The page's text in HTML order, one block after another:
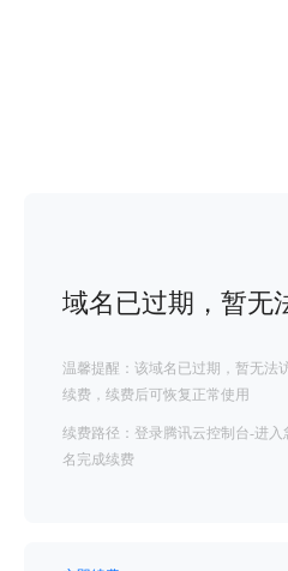
域名已过期，暂无
温馨提醒：该域名已过期，暂无法
续费，续费后可恢复正常使用
续费路径：登录腾讯云控制台-进
名完成续费